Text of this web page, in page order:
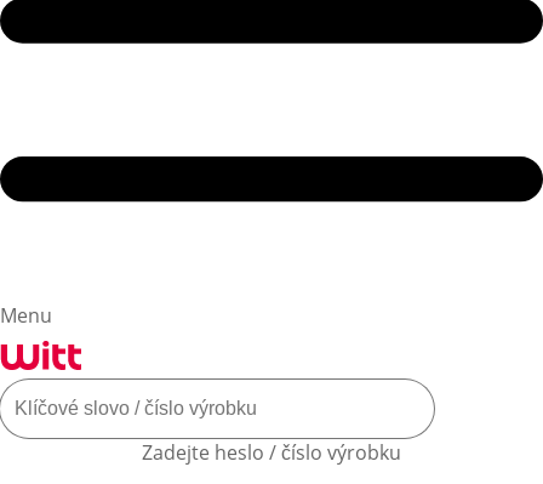
Menu
Zadejte heslo / číslo výrobku